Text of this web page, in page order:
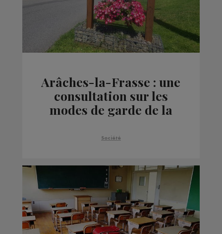
Arâches-la-Frasse : une
consultation sur les
modes de garde de la
Société